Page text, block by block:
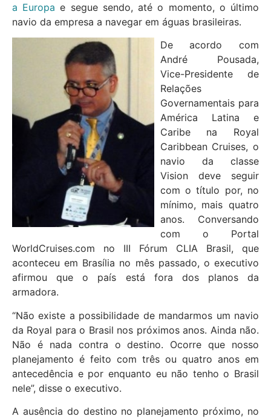
a Europa e segue sendo, até o momento, o último
navio da empresa a navegar em águas brasileiras.
De acordo com
André Pousada,
Vice-Presidente de
Relações
Governamentais para
América Latina e
Caribe na Royal
Caribbean Cruises, o
navio da classe
Vision deve seguir
com o título por, no
mínimo, mais quatro
anos. Conversando
com o Portal
WorldCruises.com no III Fórum CLIA Brasil, que
aconteceu em Brasília no mês passado, o executivo
afirmou que o país está fora dos planos da
armadora.
“Não existe a possibilidade de mandarmos um navio
da Royal para o Brasil nos próximos anos. Ainda não.
Não é nada contra o destino. Ocorre que nosso
planejamento é feito com três ou quatro anos em
antecedência e por enquanto eu não tenho o Brasil
nele”, disse o executivo.
A ausência do destino no planejamento próximo, no